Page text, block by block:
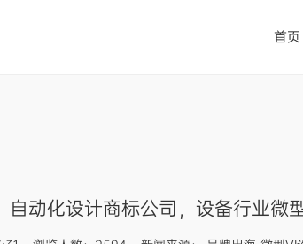
首页
动化设计商标公司，设备行业微